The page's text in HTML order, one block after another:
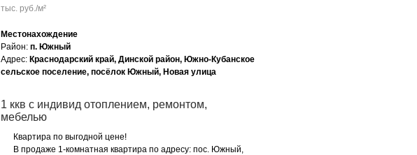
тыс. руб./м²
Местонахождение
Район: п. Южный
Адрес: Краснодарский край, Динской район, Южно-Кубанское
сельское поселение, посёлок Южный, Новая улица
1 ккв с индивид отоплением, ремонтом,
мебелью
Квартира по выгодной цене!
В продаже 1-комнатная квартира по адресу: пос. Южный,